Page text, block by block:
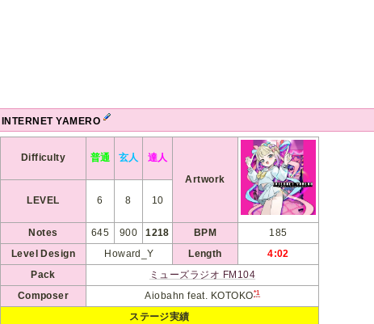
INTERNET YAMERO
Difficulty 普通 玄人
達人
Artwork
LEVEL
6 8 10
Notes 645 900 1218 BPM
185
Level Design
Howard_Y Length
4:02
Pack
ミューズラジオ FM104
Composer
Aiobahn feat. KOTOKO*1
ステージ実績